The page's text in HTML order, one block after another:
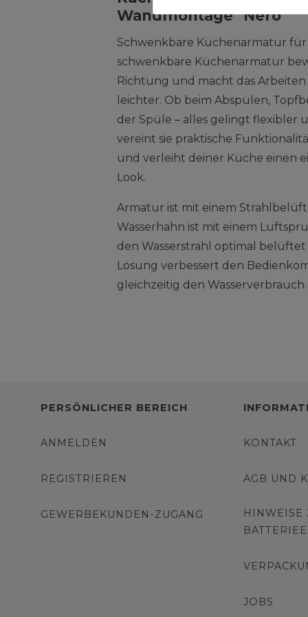
Wandmontage "Nero"
Schwenkbare Küchenarmatur für
schwenkbare Küchenarmatur
Richtung und macht das
leichter. Ob beim Abspülen,
der Spüle – alles gelingt flexibler
vereint sie praktische
und verleiht deiner Küche einen
Look.
Armatur ist mit einem
Wasserhahn ist mit einem
den Wasserstrahl optimal
Lösung verbessert den
gleichzeitig den Wasserverbrauch.
PERSÖNLICHER BEREICH
ANMELDEN
REGISTRIEREN
GEWERBEKUNDEN-ZUGANG
KONTAKT
AGB UND
HINWEISE
JOBS